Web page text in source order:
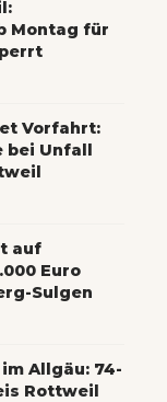
Montag für
Vorfahrt:
bei Unfall
auf
Euro
Sulgen
Allgäu: 74-
Rottweil